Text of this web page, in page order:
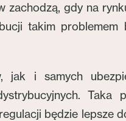
gdy na
takim problemem
jak i samych
Taka
będzie lepsze